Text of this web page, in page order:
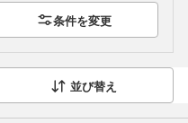
条件を変更
並び替え